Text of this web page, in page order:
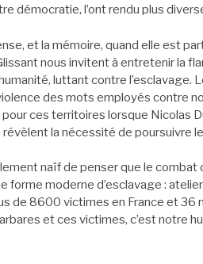
démocratie, l’ont rendu plus
et la mémoire, quand elle est
nous invitent à entretenir la
luttant contre l’esclavage.
des mots employés contre
ces territoires lorsque Nicolas
révèlent la nécessité de poursuivre
naïf de penser que le combat
forme moderne d’esclavage :
de 8600 victimes en France et 36
et ces victimes, c’est notre